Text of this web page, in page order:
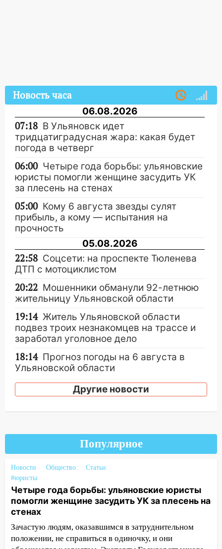
Новость часа
06.08.2026
07:18 В Ульяновск идет
тридцатиградусная жара: какая будет
погода в четверг
06:00 Четыре года борьбы: ульяновские
юристы помогли женщине засудить УК
за плесень на стенах
05:00 Кому 6 августа звезды сулят
прибыль, а кому — испытания на
прочность
05.08.2026
22:58 Соцсети: на проспекте Тюленева
ДТП с мотоциклистом
20:22 Мошенники обманули 92-летнюю
жительницу Ульяновской области
19:14 Житель Ульяновской области
подвез троих незнакомцев на трассе и
заработал уголовное дело
18:14 Прогноз погоды на 6 августа в
Ульяновской области
18:00 Мотофристайл, рок и силовой
экстрим: в Ульяновске пройдет
августа после рабочего дня: список АЗС
17:05 «Обыск» по видеосвязи: в
Ульяновске задержали 19-летнюю
сообщницу мошенников
16:12 Едва не перерезал горло: в
Вешкайме посиделки с судимым
знакомым закончились для женщины
больницей
Другие новости
Популярное
Новости Общество
Статьи
#юристы
Четыре года борьбы: ульяновские юристы
помогли женщине засудить УК за плесень на
стенах
Зачастую людям, оказавшимся в затруднительном
положении, не справиться в одиночку, и они